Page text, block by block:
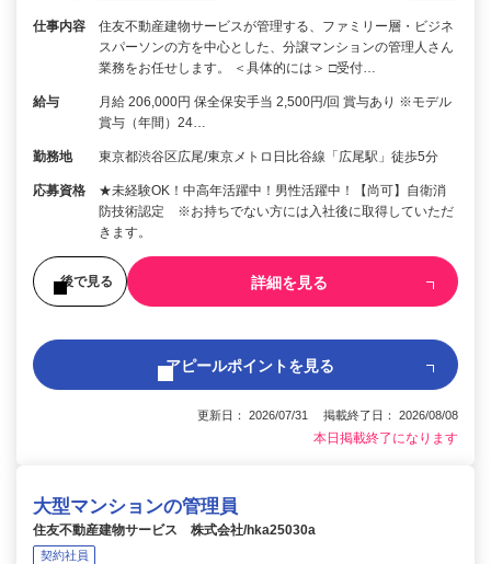
仕事内容
住友不動産建物サービスが管理する、ファミリー層・ビジネ
スパーソンの方を中心とした、分譲マンションの管理人さん
業務をお任せします。 ＜具体的には＞ □受付…
給与
月給 206,000円 保全保安手当 2,500円/回 賞与あり ※モデル
賞与（年間）24…
勤務地 東京都渋谷区広尾/東京メトロ日比谷線「広尾駅」徒歩5分
応募資格
★未経験OK！中高年活躍中！男性活躍中！【尚可】自衛消
防技術認定 ※お持ちでない方には入社後に取得していただ
きます。
後で見る 詳細を見る
アピールポイントを見る
更新日： 2026/07/31 掲載終了日： 2026/08/08
本日掲載終了になります
大型マンションの管理員
住友不動産建物サービス 株式会社/hka25030a
契約社員